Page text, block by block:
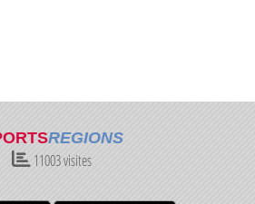
REGIONS
11003visites